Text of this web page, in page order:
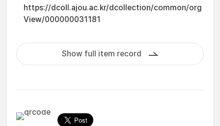
https://dcoll.ajou.ac.kr/dcollection/common/org
View/000000031181
Show full item record